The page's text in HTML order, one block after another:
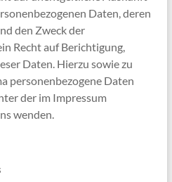
Daten, deren
den Zweck der
Recht auf Berichtigung,
Daten. Hierzu sowie zu
personenbezogene Daten
der im Impressum
wenden.